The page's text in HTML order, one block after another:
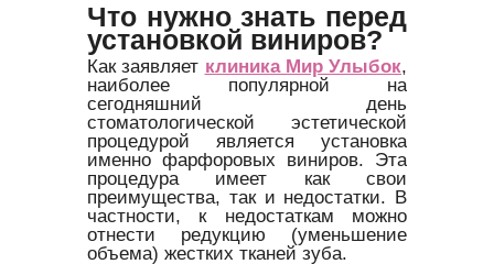
Что нужно знать перед
установкой виниров?
Как заявляет клиника Мир Улыбок,
наиболее популярной на
сегодняшний день
стоматологической эстетической
процедурой является установка
именно фарфоровых виниров. Эта
процедура имеет как свои
преимущества, так и недостатки. В
частности, к недостаткам можно
отнести редукцию (уменьшение
объема) жестких тканей зуба.